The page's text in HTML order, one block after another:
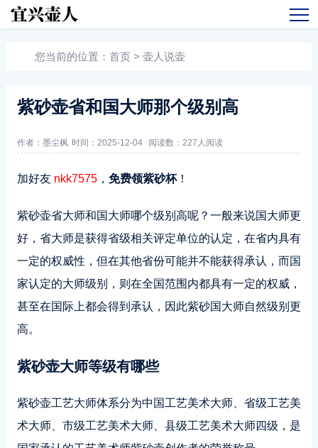
您当前的位置： 首页 > 壶人说壶
紫砂壶省和国大师那个级别高
作者：墨尘枫 时间：2025-12-04 阅读数： 227人阅读
加好友 nkk7575， 免费领紫砂杯！
紫砂壶省大师和国大师哪个级别高呢？一般来说国大师更
好，省大师是获得省级相关评定单位的认定，在省内具有
一定的权威性，但在其他省份可能并不能获得承认，而国
家认定的大师级别，则在全国范围内都具有一定的权威，
甚至在国际上都会得到承认，因此紫砂国大师自然级别更
高。
紫砂壶大师等级有哪些
紫砂壶工艺大师体系分为中国工艺美术大师、省级工艺美
术大师、市级工艺美术大师、县级工艺美术大师四级，是